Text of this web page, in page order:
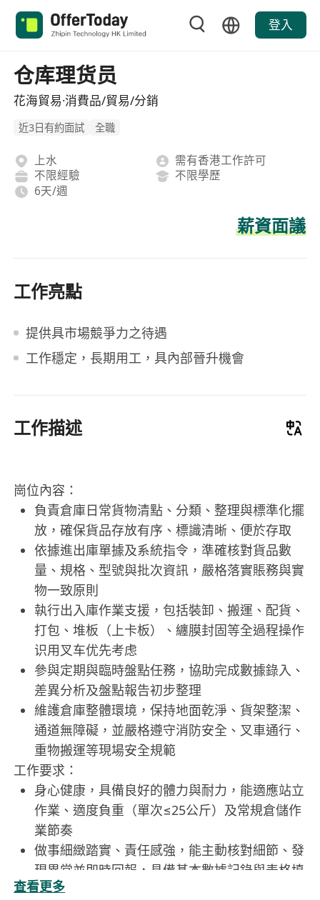
登入
仓库理货员
花海貿易·消費品/貿易/分銷
近3日有約面試 全職
上水
需有香港工作許可
不限經驗
不限學歷
6天/週
薪資面議
工作亮點
提供具市場競爭力之待遇
工作穩定，長期用工，具內部晉升機會
工作描述
崗位內容：
負責倉庫日常貨物清點、分類、整理與標準化擺
放，確保貨品存放有序、標識清晰、便於存取
依據進出庫單據及系統指令，準確核對貨品數
量、規格、型號與批次資訊，嚴格落實賬務與實
物一致原則
執行出入庫作業支援，包括裝卸、搬運、配貨、
打包、堆板（上卡板）、纏膜封固等全過程操作
识用叉车优先考虑
參與定期與臨時盤點任務，協助完成數據錄入、
差異分析及盤點報告初步整理
維護倉庫整體環境，保持地面乾淨、貨架整潔、
通道無障礙，並嚴格遵守消防安全、叉車通行、
重物搬運等現場安全規範
工作要求：
身心健康，具備良好的體力與耐力，能適應站立
作業、適度負重（單次≤25公斤）及常規倉儲作
業節奏
做事細緻踏實、責任感強，能主動核對細節、發
現異常並即時回報，具備基本數據記錄與表格填
寫能力
查看更多